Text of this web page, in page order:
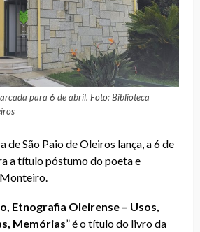
para 6 de abril. Foto: Biblioteca
de São Paio de Oleiros lança, a 6 de
a título póstumo do poeta e
Etnografia Oleirense – Usos,
Memórias” é o título do livro da